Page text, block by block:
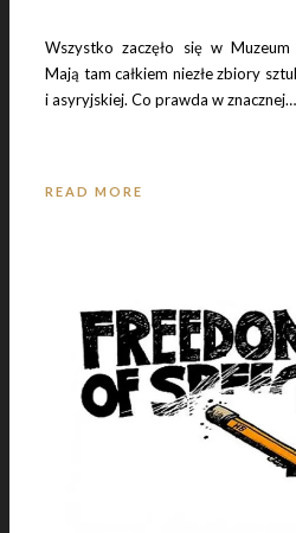
Wszystko zaczęło się w
Mają tam całkiem niezłe zbiory
i asyryjskiej. Co prawda w znacznej…
READ MORE